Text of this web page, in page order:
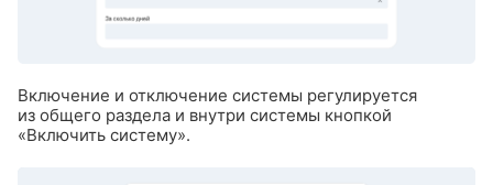
Включение и отключение системы регулируется
из общего раздела и внутри системы кнопкой
«Включить систему».